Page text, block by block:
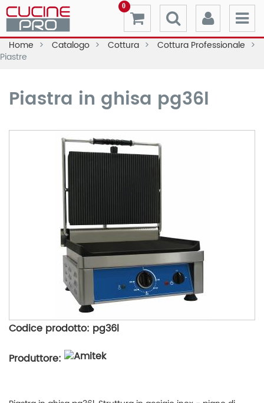
0
Home Catalogo Cottura
Cottura Professionale
Piastre
Piastra in ghisa pg36l
Codice prodotto: pg36l
Produttore: